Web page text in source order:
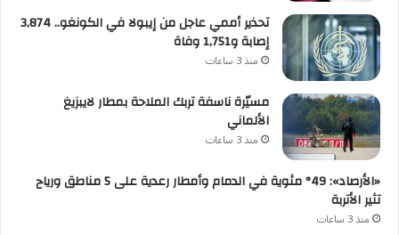
تحذير أممي عاجل من إيبولا في الكونغو.. 3,874
إصابة و1,751 وفاة
منذ 3 ساعات
مسيّرة ناسفة تربك الملاحة بمطار لايبزيغ
الألماني
منذ 3 ساعات
«الأرصاد»: 49° مئوية في الدمام وأمطار رعدية على 5 مناطق ورياح
تثير الأتربة
منذ 3 ساعات